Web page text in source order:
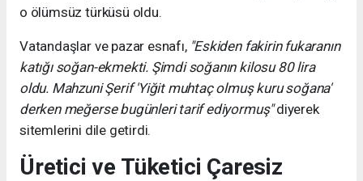
o ölümsüz türküsü oldu.
Vatandaşlar ve pazar esnafı, "Eskiden fakirin fukaranın
katığı soğan-ekmekti. Şimdi soğanın kilosu 80 lira
oldu. Mahzuni Şerif 'Yiğit muhtaç olmuş kuru soğana'
derken meğerse bugünleri tarif ediyormuş"diyerek
sitemlerini dile getirdi.
Üretici ve Tüketici Çaresiz